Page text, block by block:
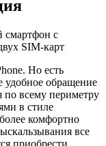
Но есть
удобное обращение
всему периметру
в стиле
комфортно
все